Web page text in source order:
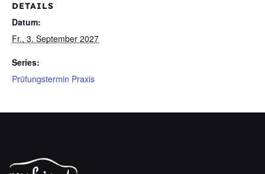
DETAILS
Datum:
Fr., 3. September 2027
Series:
Prüfungstermin Praxis